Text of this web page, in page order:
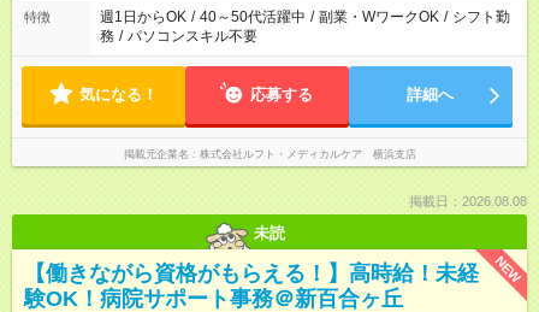
特徴 週1日からOK / 40～50代活躍中 / 副業・WワークOK / シフト勤
務 / パソコンスキル不要
気になる！ 応募する 詳細へ
掲載元企業名 株式会社ルフト・メディカルケア 横浜支店
掲載日：2026.08.08
未読
NEW
【働きながら資格がもらえる！】高時給！未経
験OK！病院サポート事務＠新百合ヶ丘